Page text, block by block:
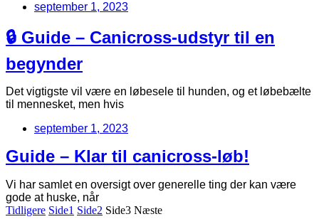
september 1, 2023
🔒 Guide – Canicross-udstyr til en
begynder
Det vigtigste vil være en løbesele til hunden, og et løbebælte
til mennesket, men hvis
september 1, 2023
Guide – Klar til canicross-løb!
Vi har samlet en oversigt over generelle ting der kan være
gode at huske, når
Tidligere Side1 Side2 Side3 Næste